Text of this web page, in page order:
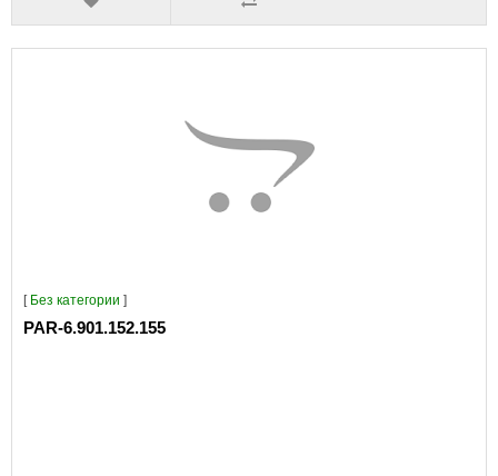
[ Без категории ]
PAR-6.901.152.155